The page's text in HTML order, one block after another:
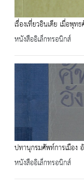
เรื่องเที่ยวอินเดีย เมื่อพุ
หนังสืออิเล็กทรอนิกส์
ปทานุกรมศัพท์การเมือง
หนังสืออิเล็กทรอนิกส์